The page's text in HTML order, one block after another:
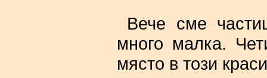
Вече сме
много малка.
място в този